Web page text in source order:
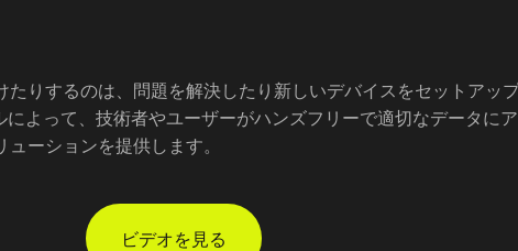
りするのは、問題を解決したり新しいデバイスをセットアッ
よって、技術者やユーザーがハンズフリーで適切なデータに
ーションを提供します。
ビデオを見る